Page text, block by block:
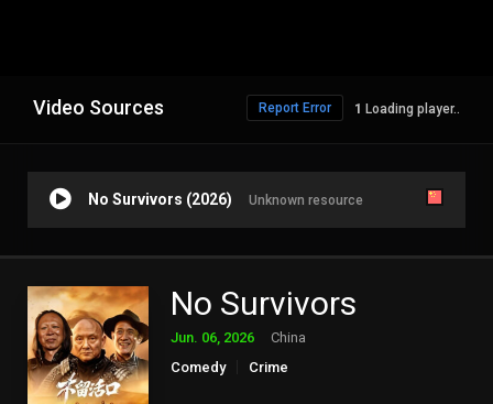
Video Sources Loading player..
Report Error
No Survivors (2026) Unknown resource
No Survivors
Jun. 06, 2026
China
Comedy
Crime